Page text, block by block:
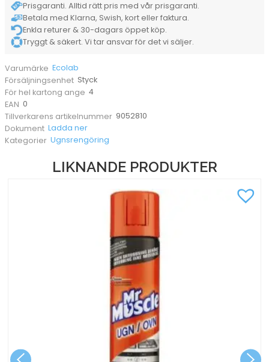
Prisgaranti. Alltid rätt pris med vår prisgaranti.
Betala med Klarna, Swish, kort eller faktura.
Enkla returer & 30-dagars öppet köp.
Tryggt & säkert. Vi tar ansvar för det vi säljer.
Varumärke Ecolab
Försäljningsenhet Styck
För hel kartong ange 4
EAN 0
Tillverkarens artikelnummer 9052810
Dokument Ladda ner
Kategorier Ugnsrengöring
LIKNANDE PRODUKTER